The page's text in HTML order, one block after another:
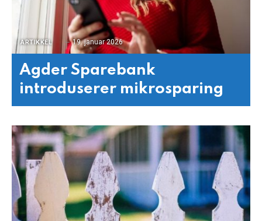
ARTIKKEL 19. januar 2026
Agder Sparebank
introduserer mikrosparing